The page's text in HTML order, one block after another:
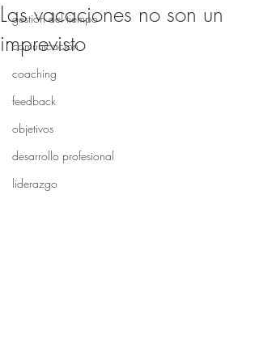
gestión del tiempo
comunicación
coaching
feedback
objetivos
desarrollo profesional
liderazgo
Las vacaciones no son un
imprevisto